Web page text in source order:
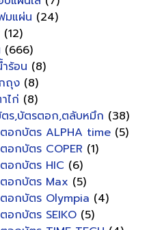
มแผ่น (24)
(12)
(666)
ร้อน (8)
ถุง (8)
ไก่ (8)
ร,บัตรตอก,ตลับหมึก (38)
ตอกบัตร ALPHA time (5)
อกบัตร COPER (1)
อกบัตร HIC (6)
ตอกบัตร Max (5)
ตอกบัตร Olympia (4)
อกบัตร SEIKO (5)